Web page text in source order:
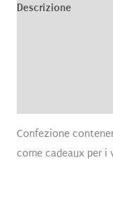
Descrizione
Confezione
come cadeaux per